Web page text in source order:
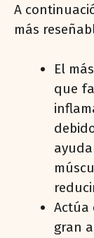
A
más
El
que
Actúa
gran